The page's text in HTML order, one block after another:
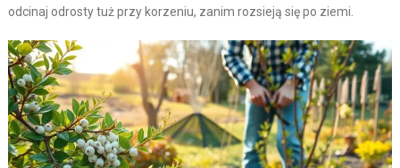
odcinaj odrosty tuż przy korzeniu, zanim rozsieją się po ziemi.